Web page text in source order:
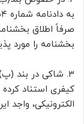
صرفاً اطلاق
بخشنامه را مورد
کیفری استناد
الکترونیکی، واجد